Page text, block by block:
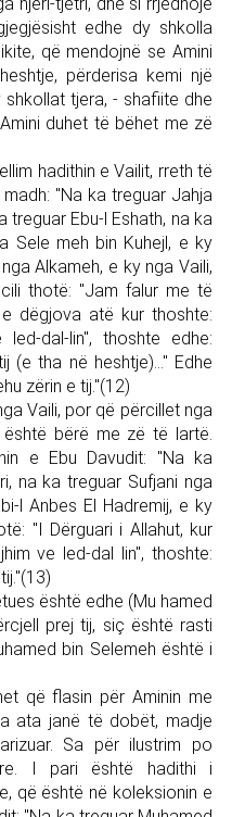
edhe dy shkolla
që mendojnë se Amini
përderisa kemi një
tjera, - shafiite dhe
duhet të bëhet me zë
hadithin e Vailit, rreth të
"Na ka treguar Jahja
treguar Ebu-l Eshath, na ka
Sele meh bin Kuhejl, e ky
Alkameh, e ky nga Vaili,
thotë: "Jam falur me të
dëgjova atë kur thoshte:
dal-lin", thoshte edhe:
(e tha në heshtje)..." Edhe
zërin e tij."(12)
Vaili, por që përcillet nga
bërë me zë të lartë.
e Ebu Davudit: "Na ka
na ka treguar Sufjani nga
l Anbes El Hadremij, e ky
"I Dërguari i Allahut, kur
ve led-dal lin", thoshte:
është edhe (Mu hamed
prej tij, siç është rasti
bin Selemeh është i
që flasin për Aminin me
ata janë të dobët, madje
Sa për ilustrim po
I pari është hadithi i
që është në koleksionin e